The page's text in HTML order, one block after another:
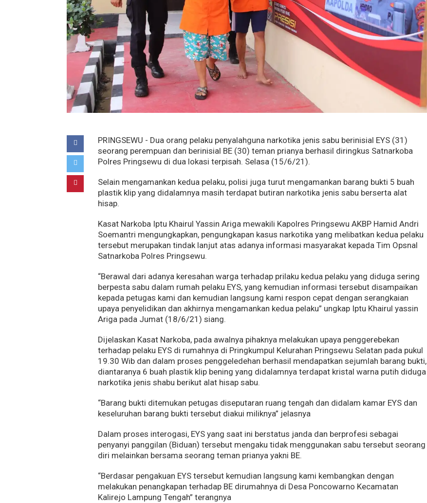
PRINGSEWU - Dua orang pelaku penyalahguna narkotika jenis sabu berinisial EYS (31)
seorang perempuan dan berinisial BE (30) teman prianya berhasil diringkus Satnarkoba
Polres Pringsewu di dua lokasi terpisah. Selasa (15/6/21).
Selain mengamankan kedua pelaku, polisi juga turut mengamankan barang bukti 5 buah
plastik klip yang didalamnya masih terdapat butiran narkotika jenis sabu berserta alat
hisap.
Kasat Narkoba Iptu Khairul Yassin Ariga mewakili Kapolres Pringsewu AKBP Hamid Andri
Soemantri mengungkapkan, pengungkapan kasus narkotika yang melibatkan kedua pelaku
tersebut merupakan tindak lanjut atas adanya informasi masyarakat kepada Tim Opsnal
Satnarkoba Polres Pringsewu.
“Berawal dari adanya keresahan warga terhadap prilaku kedua pelaku yang diduga sering
berpesta sabu dalam rumah pelaku EYS, yang kemudian informasi tersebut disampaikan
kepada petugas kami dan kemudian langsung kami respon cepat dengan serangkaian
upaya penyelidikan dan akhirnya mengamankan kedua pelaku” ungkap Iptu Khairul yassin
Ariga pada Jumat (18/6/21) siang.
Dijelaskan Kasat Narkoba, pada awalnya pihaknya melakukan upaya penggerebekan
terhadap pelaku EYS di rumahnya di Pringkumpul Kelurahan Pringsewu Selatan pada pukul
19.30 Wib dan dalam proses penggeledehan berhasil mendapatkan sejumlah barang bukti,
diantaranya 6 buah plastik klip bening yang didalamnya terdapat kristal warna putih diduga
narkotika jenis shabu berikut alat hisap sabu.
“Barang bukti ditemukan petugas diseputaran ruang tengah dan didalam kamar EYS dan
keseluruhan barang bukti tersebut diakui miliknya” jelasnya
Dalam proses interogasi, EYS yang saat ini berstatus janda dan berprofesi sebagai
penyanyi panggilan (Biduan) tersebut mengaku tidak menggunakan sabu tersebut seorang
diri melainkan bersama seorang teman prianya yakni BE.
“Berdasar pengakuan EYS tersebut kemudian langsung kami kembangkan dengan
melakukan penangkapan terhadap BE dirumahnya di Desa Poncowarno Kecamatan
Kalirejo Lampung Tengah” terangnya